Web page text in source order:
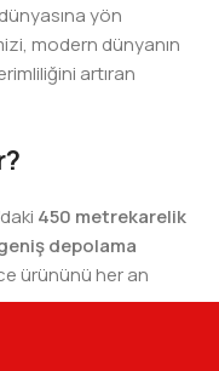
yön
modern dünyanın
artıran
450 metrekarelik
depolama
ürününü her an
teknik